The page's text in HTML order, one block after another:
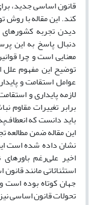
قانون اساسی جدید،
کند. این مقاله با روش
دیدن تجربه
دنبال پاسخ به این
معنایی است و چرا
توضیح این مفهوم
عوامل استقامت و
لازمه پایداری و
برابر تغییرات مقاوم
باید دانست که
این مقاله ضمن
نشان داده شده است
اخیر علی‌رغم
استثنائاتی مانند
جهان کوتاه بوده است
تحولات قانون اساسی